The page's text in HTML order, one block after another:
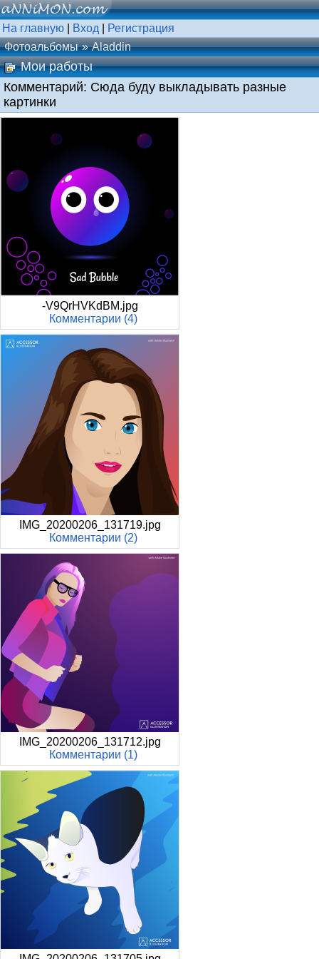
На главную Вход
Регистрация
Фотоальбомы
Aladdin
Мои работы
Комментарий: Сюда буду выкладывать разные
картинки
-V9QrHVKdBM.jpg
Комментарии (4)
IMG_20200206_131719.jpg
Комментарии (2)
IMG_20200206_131712.jpg
Комментарии (1)